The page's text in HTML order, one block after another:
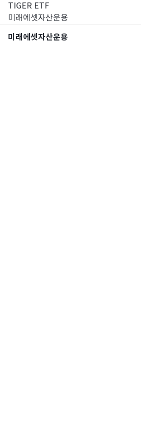
TIGER ETF
미래에셋자산운용
미래에셋자산운용